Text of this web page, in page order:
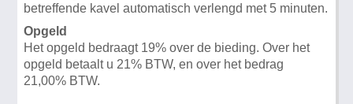
betreffende kavel automatisch verlengd met 5 minuten.
Opgeld
Het opgeld bedraagt 19% over de bieding. Over het
opgeld betaalt u 21% BTW, en over het bedrag
21,00% BTW.